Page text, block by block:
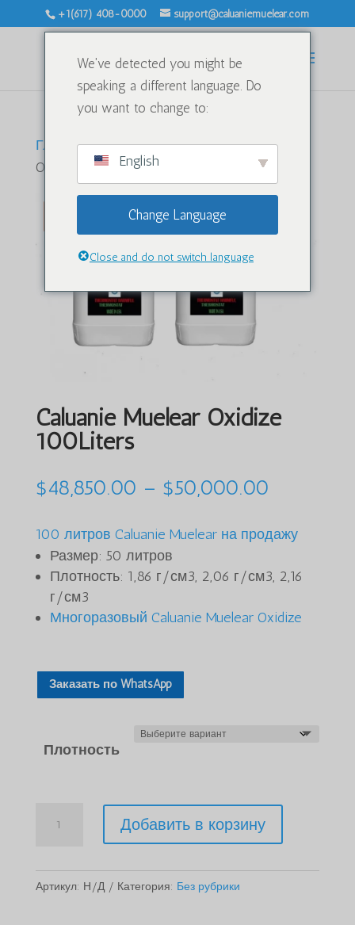
+1(617) 408-0000 support@caluaniemuelear.com
Главная/Без рубрики/ Caluanie Muelear
Oxidize 100Liters
Распродажа!
Caluanie Muelear Oxidize
100Liters
$48,850.00 – $50,000.00
от
до
100 литров Caluanie Muelear на продажу
Размер: 50 литров
Плотность: 1,86 г/см3, 2,06 г/см3, 2,16
г/см3
Многоразовый Caluanie Muelear Oxidize
Заказать по WhatsApp
Плотность
Oxidize
Добавить в корзину
Артикул: Н/Д Категория: Без рубрики
We've detected you might be
speaking a different language. Do
you want to change to:
English
Change Language
Close and do not switch language